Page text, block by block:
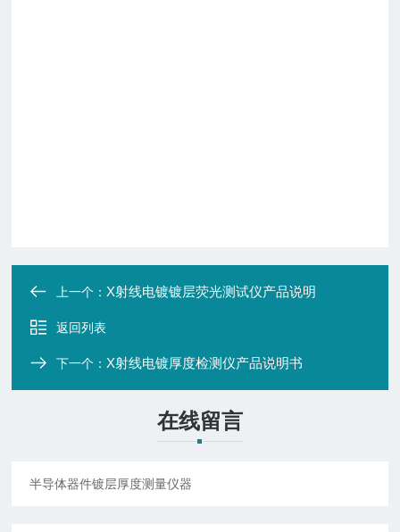
上一个： X射线电镀镀层荧光测试仪产品说明
返回列表
下一个： X射线电镀厚度检测仪产品说明书
在线留言